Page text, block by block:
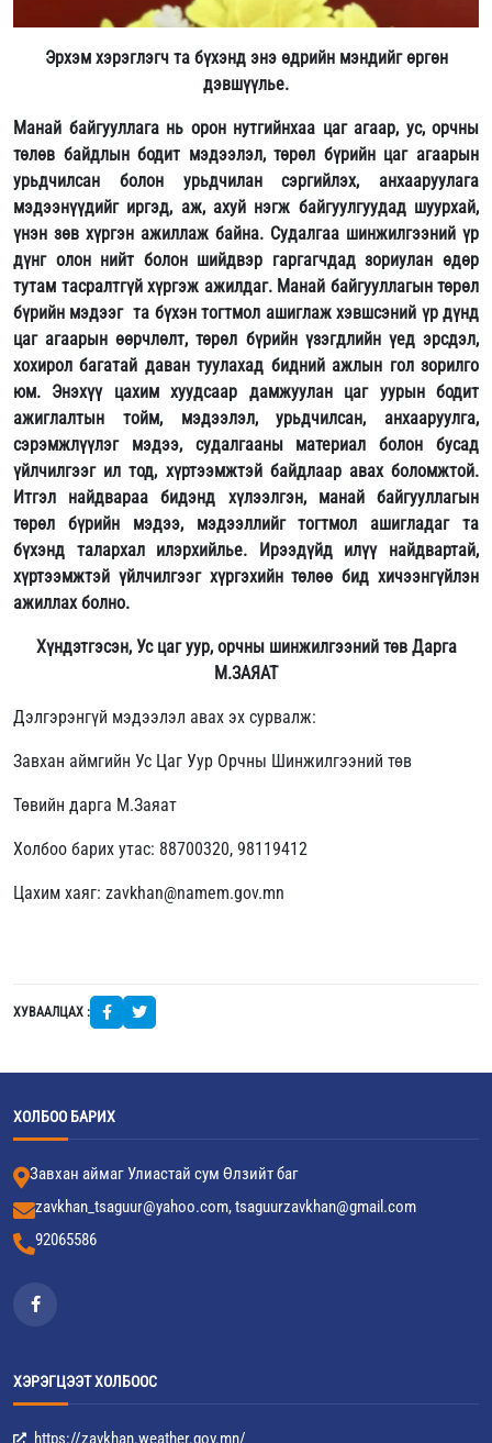
Эрхэм хэрэглэгч та бүхэнд энэ өдрийн мэндийг өргөн
дэвшүүлье.
Манай байгууллага нь орон нутгийнхаа цаг агаар, ус, орчны
төлөв байдлын бодит мэдээлэл, төрөл бүрийн цаг агаарын
урьдчилсан болон урьдчилан сэргийлэх, анхааруулага
мэдээнүүдийг иргэд, аж, ахуй нэгж байгуулгуудад шуурхай,
үнэн зөв хүргэн ажиллаж байна. Судалгаа шинжилгээний үр
дүнг олон нийт болон шийдвэр гаргагчдад зориулан өдөр
тутам тасралтгүй хүргэж ажилдаг. Манай байгууллагын төрөл
бүрийн мэдээг та бүхэн тогтмол ашиглаж хэвшсэний үр дүнд
цаг агаарын өөрчлөлт, төрөл бүрийн үзэгдлийн үед эрсдэл,
хохирол багатай даван туулахад бидний ажлын гол зорилго
юм. Энэхүү цахим хуудсаар дамжуулан цаг уурын бодит
ажиглалтын тойм, мэдээлэл, урьдчилсан, анхааруулга,
сэрэмжлүүлэг мэдээ, судалгааны материал болон бусад
үйлчилгээг ил тод, хүртээмжтэй байдлаар авах боломжтой.
Итгэл найдвараа бидэнд хүлээлгэн, манай байгууллагын
төрөл бүрийн мэдээ, мэдээллийг тогтмол ашигладаг та
бүхэнд талархал илэрхийлье. Ирээдүйд илүү найдвартай,
хүртээмжтэй үйлчилгээг хүргэхийн төлөө бид хичээнгүйлэн
ажиллах болно.
Хүндэтгэсэн, Ус цаг уур, орчны шинжилгээний төв Дарга
М.ЗАЯАТ
Дэлгэрэнгүй мэдээлэл авах эх сурвалж:
Завхан аймгийн Ус Цаг Уур Орчны Шинжилгээний төв
Төвийн дарга М.Заяат
Холбоо барих утас: 88700320, 98119412
Цахим хаяг: zavkhan@namem.gov.mn
ХУВААЛЦАХ :
ХОЛБОО БАРИХ
Завхан аймаг Улиастай сум Өлзийт баг
zavkhan_tsaguur@yahoo.com, tsaguurzavkhan@gmail.com
92065586
ХЭРЭГЦЭЭТ ХОЛБООС
https://zavkhan.weather.gov.mn/